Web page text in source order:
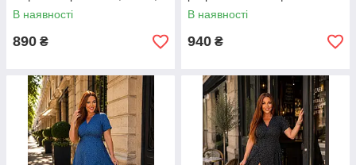
58-60, 62-64
В наявності
890 ₴
В наявності
940 ₴